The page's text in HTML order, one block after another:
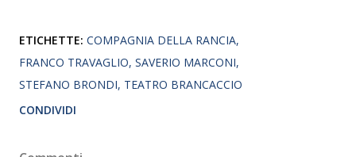
ETICHETTE: COMPAGNIA DELLA RANCIA
FRANCO TRAVAGLIO SAVERIO MARCONI
STEFANO BRONDI TEATRO BRANCACCIO
CONDIVIDI